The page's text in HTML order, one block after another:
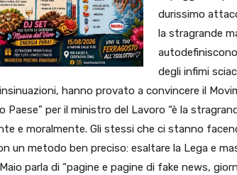
durissimo
la stragrande
degli infimi
hanno provato a convincere il
Paese” per il ministro del Lavoro “è la
e moralmente. Gli stessi che ci stanno
un metodo ben preciso: esaltare la Lega e
parla di “pagine e pagine di fake news,